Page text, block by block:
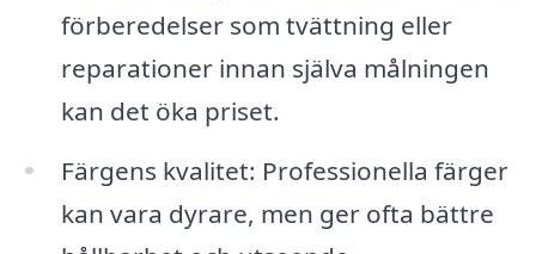
förberedelser som tvättning eller
reparationer innan själva målningen
kan det öka priset.
Färgens kvalitet: Professionella färger
kan vara dyrare, men ger ofta bättre